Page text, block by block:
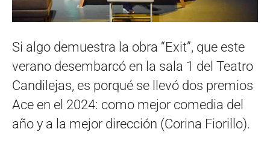
Si algo demuestra la obra “Exit”, que este
verano desembarcó en la sala 1 del Teatro
Candilejas, es porqué se llevó dos premios
Ace en el 2024: como mejor comedia del
año y a la mejor dirección (Corina Fiorillo).